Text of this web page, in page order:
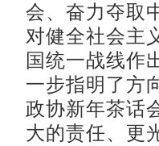
会、奋力夺取
对健全社会主
国统一战线作
一步指明了方
政协新年茶话
大的责任、更